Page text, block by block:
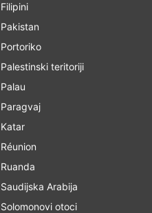
Filipini
Pakistan
Portoriko
Palestinski teritoriji
Palau
Paragvaj
Katar
Réunion
Ruanda
Saudijska Arabija
Solomonovi otoci